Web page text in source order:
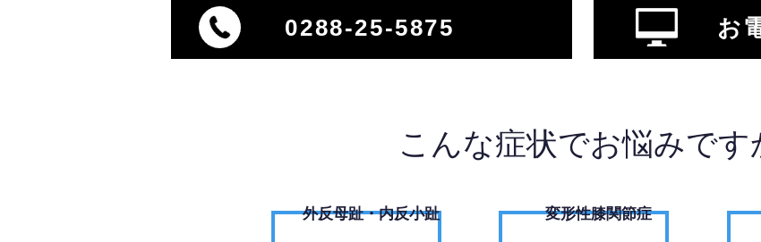
0288-25-5875 お
こんな症状でお悩みです
外反母趾・内反小趾 変形性膝関節症